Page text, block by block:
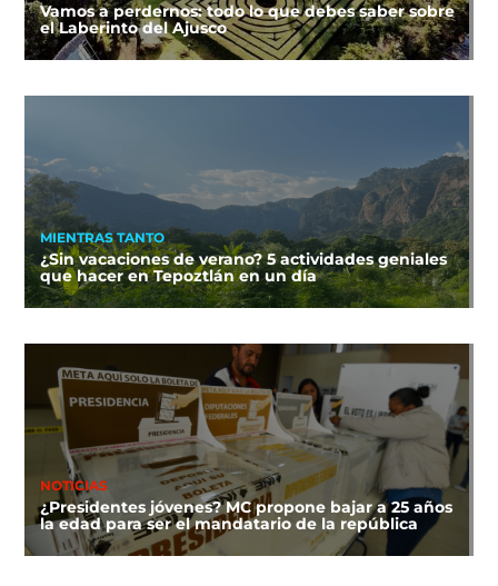
Vamos a perdernos: todo lo que debes saber sobre
el Laberinto del Ajusco
MIENTRAS TANTO
¿Sin vacaciones de verano? 5 actividades geniales
que hacer en Tepoztlán en un día
NOTICIAS
¿Presidentes jóvenes? MC propone bajar a 25 años
la edad para ser el mandatario de la república